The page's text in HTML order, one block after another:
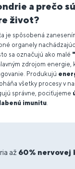
a prečo sú
život?
je spôsobená
organely
sa označujú ako malé
zdrojom energie,
Produkujú
všetky procesy v
správne, pociťujeme
imunitu.
až 60% nervovej